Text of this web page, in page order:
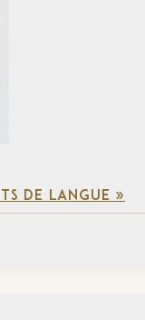
DE LANGUE »